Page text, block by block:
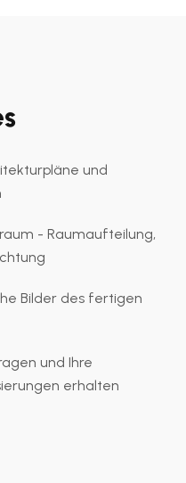
und
- Raumaufteilung,
Bilder des fertigen
und Ihre
erhalten